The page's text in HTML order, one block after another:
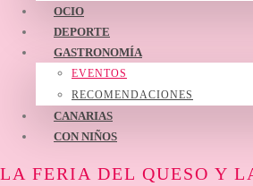
OCIO
DEPORTE
GASTRONOMÍA
EVENTOS
RECOMENDACIONES
CANARIAS
CON NIÑOS
LA FERIA DEL QUESO Y